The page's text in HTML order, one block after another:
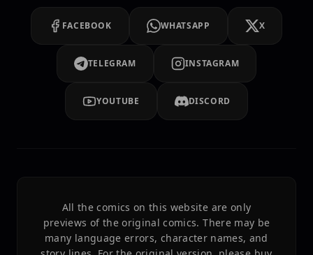
FACEBOOK WHATSAPP X
TELEGRAM INSTAGRAM
YOUTUBE DISCORD
All the comics on this website are only
previews of the original comics. There may be
many language errors, character names, and